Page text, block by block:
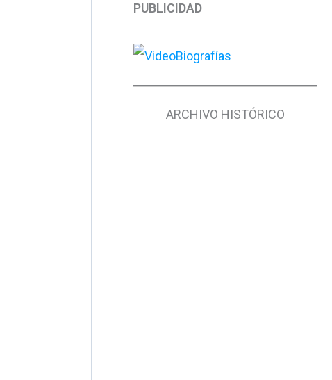
PUBLICIDAD
ARCHIVO HISTÓRICO